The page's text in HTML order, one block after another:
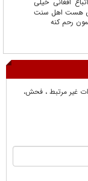
هست اهل سنت
رحم کنه
غير مرتبط ، فحش،